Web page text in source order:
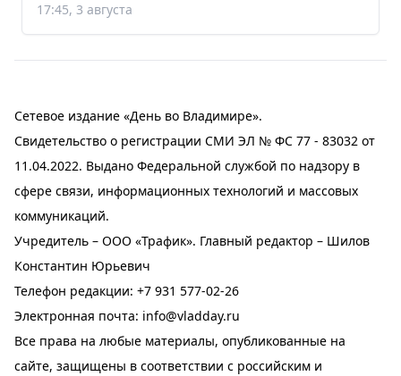
17:45, 3 августа
Сетевое издание «День во Владимире».
Свидетельство о регистрации СМИ ЭЛ № ФС 77 - 83032 от
11.04.2022. Выдано Федеральной службой по надзору в
сфере связи, информационных технологий и массовых
коммуникаций.
Учредитель – ООО «Трафик». Главный редактор – Шилов
Константин Юрьевич
Телефон редакции: +7 931 577-02-26
Электронная почта: info@vladday.ru
Все права на любые материалы, опубликованные на
сайте, защищены в соответствии с российским и